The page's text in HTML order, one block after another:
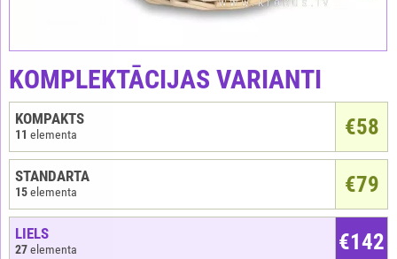
KOMPLEKTĀCIJAS VARIANTI
€58
KOMPAKTS
11 elementa
€79
STANDARTA
15elementa
€142
LIELS
27elementa